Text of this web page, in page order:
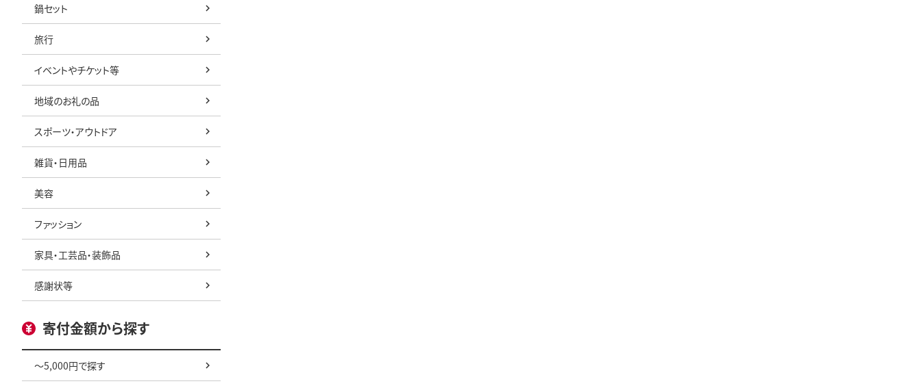
鍋セット
旅行
イベントやチケット等
地域のお礼の品
スポーツ・アウトドア
雑貨・日用品
美容
ファッション
家具・工芸品・装飾品
感謝状等
寄付金額から探す
～5,000円で探す